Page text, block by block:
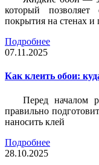
который
покрытия на стенах и
Подробнее
07.11.2025
Как клеить обои:
Перед началом
правильно
наносить клей
Подробнее
28.10.2025